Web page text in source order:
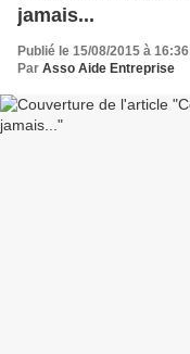
jamais...
Publié le 15/08/2015 à 16:36
Par Asso Aide Entreprise